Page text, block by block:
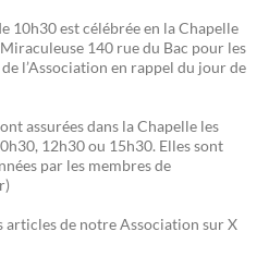
10h30 est célébrée en la Chapelle
140 rue du Bac pour les
l’Association en rappel du jour de
assurées dans la Chapelle les
12h30 ou 15h30. Elles sont
par les membres de
articles de notre Association sur X